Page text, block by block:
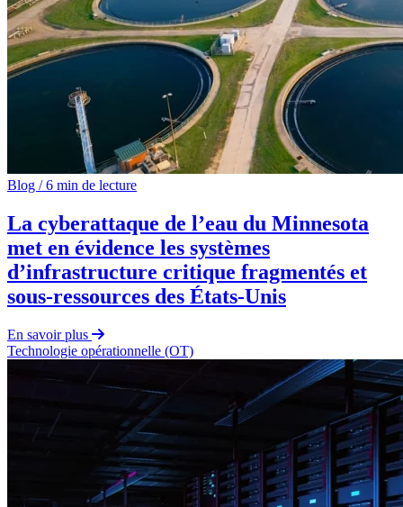
Blog /6 min de lecture
La cyberattaque de l’eau du Minnesota
met en évidence les systèmes
d’infrastructure critique fragmentés et
sous-ressources des États-Unis
En savoir plus
Technologie opérationnelle (OT)